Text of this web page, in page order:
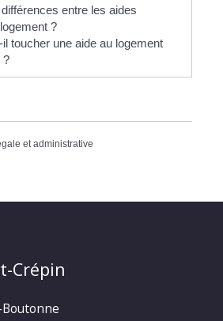
entre les aides
?
toucher une aide au logement
?
et administrative
Crépin